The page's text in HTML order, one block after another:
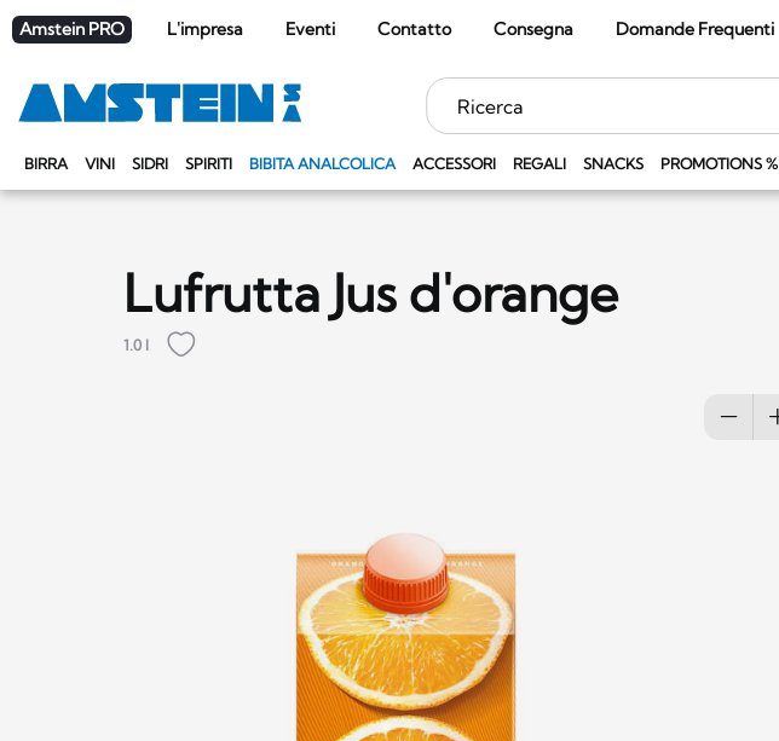
Amstein PRO L'impresa Eventi Contatto Consegna Domande Frequenti
BIRRA VINI SIDRI SPIRITI BIBITA ANALCOLICA ACCESSORI REGALI SNACKS PROMOTIONS %
Parole
chiave
Lufrutta Jus d'orange
1.0 l